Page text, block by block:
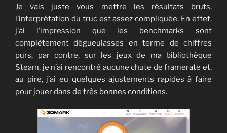
Je vais juste vous mettre les résultats bruts,
l’interprétation du truc est assez compliquée. En effet,
j’ai l’impression que les benchmarks sont
complètement dégueulasses en terme de chiffres
purs, par contre, sur les jeux de ma bibliothèque
Steam, je n’ai rencontré aucune chute de framerate et,
au pire, j’ai eu quelques ajustements rapides à faire
pour jouer dans de très bonnes conditions.